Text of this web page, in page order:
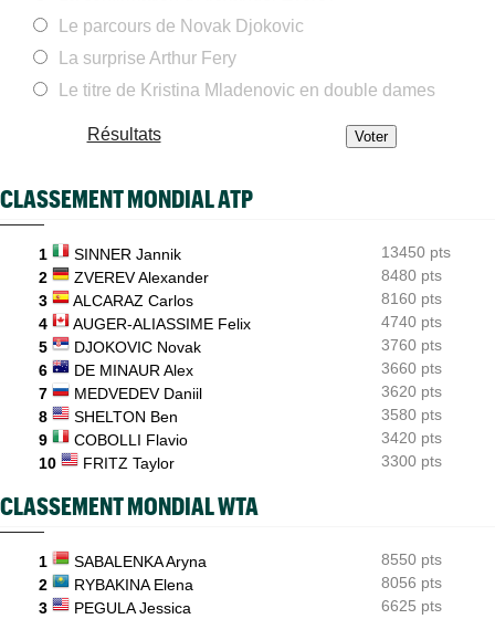
Combien touchent les joueurs au Masters 1000 de Montréal ?
Tous les programmes et les résultats de ce jeudi 6 août 2026
INTERVIEW
Luca Van Assche : "Je peux être performant tout au long de
INTERVIEW
16:11
WTA - Toronto
Aryna Sabalenka propose... des conférences de presse façon F1
Le parcours de Novak Djokovic
La surprise Arthur Fery
Le titre de Kristina Mladenovic en double dames
Résultats
CLASSEMENT MONDIAL ATP
1 SINNER Jannik
13450 pts
2
ZVEREV Alexander
8480 pts
3
ALCARAZ Carlos
8160 pts
4
AUGER-ALIASSIME Felix
4740 pts
5
DJOKOVIC Novak
3760 pts
6
DE MINAUR Alex
3660 pts
7
MEDVEDEV Daniil
3620 pts
8
SHELTON Ben
3580 pts
9
COBOLLI Flavio
3420 pts
10
FRITZ Taylor 3300 pts
CLASSEMENT MONDIAL WTA
1 SABALENKA Aryna
8550 pts
2
RYBAKINA Elena
8056 pts
3
PEGULA Jessica
6625 pts